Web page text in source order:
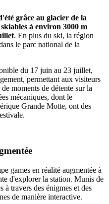
grâce au glacier de la
à environ 3000 m
. En plus du ski, la région
le parc national de la
du 17 juin au 23 juillet,
permettant aux visiteurs
moments de détente sur la
mécaniques, dont le
Grande Motte, ont des
games en réalité augmentée à
d'explorer la station. Munis de
à travers des énigmes et des
de manière interactive.